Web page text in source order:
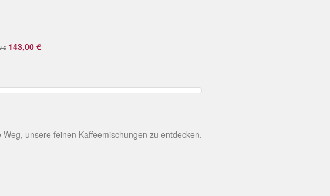
€ 143,00 €
unsere feinen Kaffeemischungen zu entdecken.